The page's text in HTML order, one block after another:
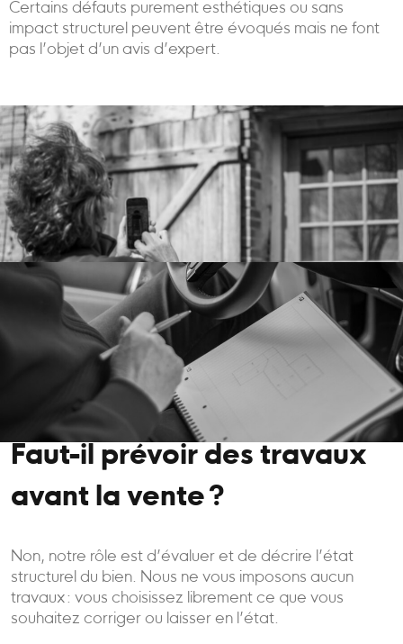
Certains défauts purement esthétiques ou sans
impact structurel peuvent être évoqués mais ne font
pas l’objet d’un avis d’expert.
Faut-il prévoir des travaux
avant la vente ?
Non, notre rôle est d’évaluer et de décrire l’état
structurel du bien. Nous ne vous imposons aucun
travaux : vous choisissez librement ce que vous
souhaitez corriger ou laisser en l’état.